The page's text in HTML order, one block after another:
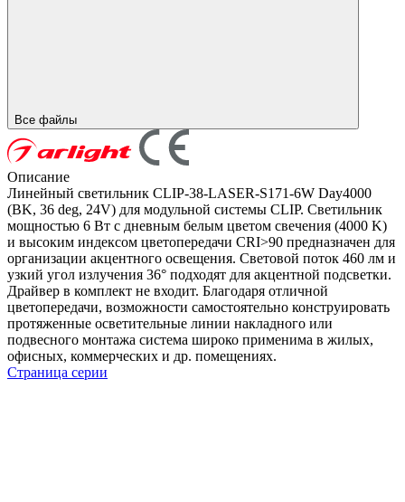
Все файлы
Описание
Линейный светильник CLIP-38-LASER-S171-6W Day4000
(BK, 36 deg, 24V) для модульной системы CLIP. Светильник
мощностью 6 Вт с дневным белым цветом свечения (4000 K)
и высоким индексом цветопередачи CRI>90 предназначен для
организации акцентного освещения. Световой поток 460 лм и
узкий угол излучения 36° подходят для акцентной подсветки.
Драйвер в комплект не входит. Благодаря отличной
цветопередачи, возможности самостоятельно конструировать
протяженные осветительные линии накладного или
подвесного монтажа система широко применима в жилых,
офисных, коммерческих и др. помещениях.
Страница серии